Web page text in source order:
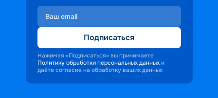
Подписаться
Нажимая «Подписаться» вы принимаете
Политику обработки персональных данных и
даёте согласие на обработку ваших данных